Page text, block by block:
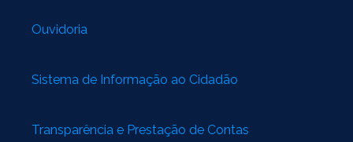
Ouvidoria
Sistema de Informação ao Cidadão
Transparência e Prestação de Contas